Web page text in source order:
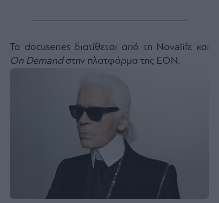
Το docuseries διατίθεται από τη Novalifε και
On Demandστην πλατφόρμα της ΕΟΝ.